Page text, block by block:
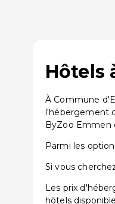
Hôtels
À Commune
l'hébergement
ByZoo Emmen
Parmi les
Si vous
Les prix
hôtels